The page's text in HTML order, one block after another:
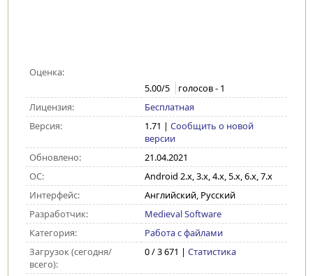
Оценка:
5.00/5 голосов - 1
Лицензия:
Бесплатная
Версия:
1.71 | Сообщить о новой
версии
Обновлено:
21.04.2021
ОС:
Android 2.x, 3.x, 4.x, 5.x, 6.x, 7.x
Интерфейс:
Английский, Русский
Разработчик:
Medieval Software
Категория:
Работа с файлами
Загрузок (сегодня/
всего):
0 / 3 671 | Статистика